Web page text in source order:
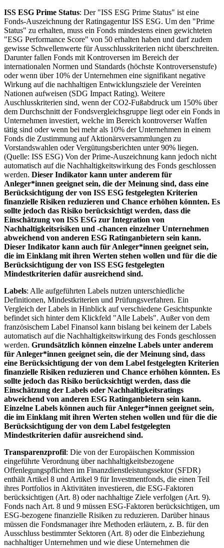
ISS ESG Prime Status: Der "ISS ESG Prime Status" ist eine
Fonds-Auszeichnung der Ratingagentur ISS ESG. Um den "Prime
Status" zu erhalten, muss ein Fonds mindestens einen gewichteten
"ESG Performance Score" von 50 erhalten haben und darf zudem
gewisse Schwellenwerte für Ausschlusskriterien nicht überschreiten.
Darunter fallen Fonds mit Kontroversen im Bereich der
internationalen Normen und Standards (höchste Kontroversenstufe)
oder wenn über 10% der Unternehmen eine signifikant negative
Wirkung auf die nachhaltigen Entwicklungsziele der Vereinten
Nationen aufweisen (SDG Impact Rating). Weitere
Auschlusskriterien sind, wenn der CO2-Fußabdruck um 150% über
dem Durchschnitt der Fondsvergleichsgruppe liegt oder ein Fonds in
Unternehmen investiert, welche im Bereich kontroverser Waffen
tätig sind oder wenn bei mehr als 10% der Unternehmen in einem
Fonds die Zustimmung auf Aktionärsversammlungen zu
Vorstandswahlen oder Vergütungsberichten unter 90% liegen.
(Quelle: ISS ESG) Von der Prime-Auszeichnung kann jedoch nicht
automatisch auf die Nachhaltigkeitswirkung des Fonds geschlossen
werden. Dieser Indikator kann unter anderem für
Anleger*innen geeignet sein, die der Meinung sind, dass eine
Berücksichtigung der von ISS ESG festgelegten Kriterien
finanzielle Risiken reduzieren und Chance erhöhen könnten. Es
sollte jedoch das Risiko berücksichtigt werden, dass die
Einschätzung von ISS ESG zur Integration von
Nachhaltigkeitsrisiken und -chancen einzelner Unternehmen
abweichend von anderen ESG Ratinganbietern sein kann.
Dieser Indikator kann auch für Anleger*innen geeignet sein,
die im Einklang mit ihren Werten stehen wollen und für die die
Berücksichtigung der von ISS ESG festgelegten
Mindestkriterien dafür ausreichend sind.
Labels: Alle aufgeführten Labels nutzen unterschiedliche
Definitionen, Mindestkriterien und Prüfungsverfahren. Ein
Vergleich der Labels in Hinblick auf verschiedene Gesichtspunkte
befindet sich hinter dem Klickfeld "Alle Labels". Außer von dem
französischem Label Finansol kann bislang bei keinem der Labels
automatisch auf die Nachhaltigkeitswirkung des Fonds geschlossen
werden. Grundsätzlich können einzelne Labels unter anderem
für Anleger*innen geeignet sein, die der Meinung sind, dass
eine Berücksichtigung der von dem Label festgelegten Kriterien
finanzielle Risiken reduzieren und Chance erhöhen könnten. Es
sollte jedoch das Risiko berücksichtigt werden, dass die
Einschätzung der Labels oder Nachhaltigkeitsratings
abweichend von anderen ESG Ratinganbietern sein kann.
Einzelne Labels können auch für Anleger*innen geeignet sein,
die im Einklang mit ihren Werten stehen wollen und für die die
Berücksichtigung der von dem Label festgelegten
Mindestkriterien dafür ausreichend sind.
Transparenzprofil: Die von der Europäischen Kommission
eingeführte Verordnung über nachhaltigkeitsbezogene
Offenlegungspflichten im Finanzdienstleistungssektor (SFDR)
enthält Artikel 8 und Artikel 9 für Investmentfonds, die einen Teil
ihres Portfolios in Aktivitäten investieren, die ESG-Faktoren
berücksichtigen (Art. 8) oder nachhaltige Ziele verfolgen (Art. 9).
Fonds nach Art. 8 und 9 müssen ESG-Faktoren berücksichtigen, um
ESG-bezogene finanzielle Risiken zu reduzieren. Darüber hinaus
müssen die Fondsmanager ihre Methoden erläutern, z. B. für den
Ausschluss bestimmter Sektoren (Art. 8) oder die Einbeziehung
nachhaltiger Unternehmen und wie diese Unternehmen die